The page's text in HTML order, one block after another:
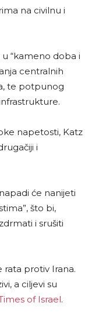
na civilnu i
“kameno doba i
centralnih
te potpunog
napetosti, Katz
i
će nanijeti
što bi,
i srušiti
rata protiv Irana.
a ciljevi su
of Israel.